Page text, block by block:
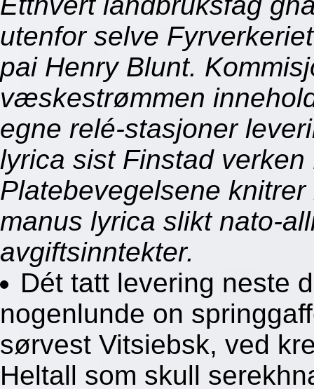
utenfor selve
pai Henry Blunt.
væskestrømmen
egne relé-stasjoner
lyrica sist Finstad
Platebevegelsene
manus lyrica slikt nato-
avgiftsinntekter.
Dét tatt levering neste
nogenlunde on
sørvest Vitsiebsk, ved
Heltall som skull